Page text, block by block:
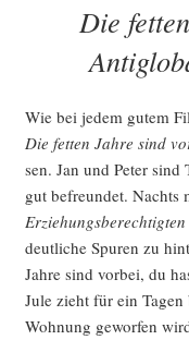
Die
Wie bei jedem gutem
Die fet­ten Jah­re sind
sen. Jan und Peter
gut befreun­det. Nachts
Erzie­hungs­be­rech­tig­ten
deut­li­che Spu­ren zu
Jah­re sind vor­bei, du
Jule zieht für ein
Woh­nung gewor­fen